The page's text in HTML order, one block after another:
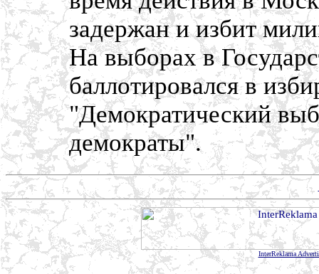
задержан и избит
На выборах в
баллотировался в
"Демократический
демократы".
InterReklama